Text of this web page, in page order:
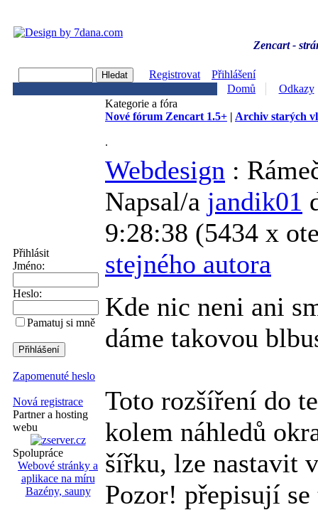
Zencart -
Registrovat
Přihlášení
Domů
Odkazy
Přihlásit
Jméno:
Heslo:
Pamatuj si mně
Zapomenuté heslo
Nová registrace
Partner a hosting
webu
Spolupráce
Webové stránky a
aplikace na míru
Bazény, sauny
Kategorie a fóra
Nové fórum Zencart 1.5+ | Archiv starých
.
Webdesign :
Napsal/a jandik01
9:28:38 (5434 x
stejného autora
Kde nic neni ani
dáme takovou
Toto rozšíření do
kolem náhledů
šířku, lze nastavit
Pozor! přepisují